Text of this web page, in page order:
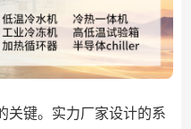
关键。实力厂家设计的系